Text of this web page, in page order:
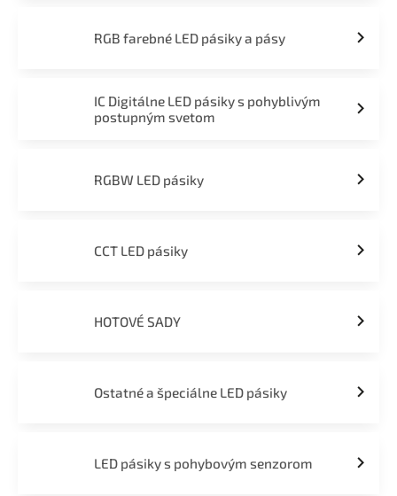
RGB farebné LED pásiky a pásy
IC Digitálne LED pásiky s pohyblivým
postupným svetom
RGBW LED pásiky
CCT LED pásiky
HOTOVÉ SADY
Ostatné a špeciálne LED pásiky
LED pásiky s pohybovým senzorom